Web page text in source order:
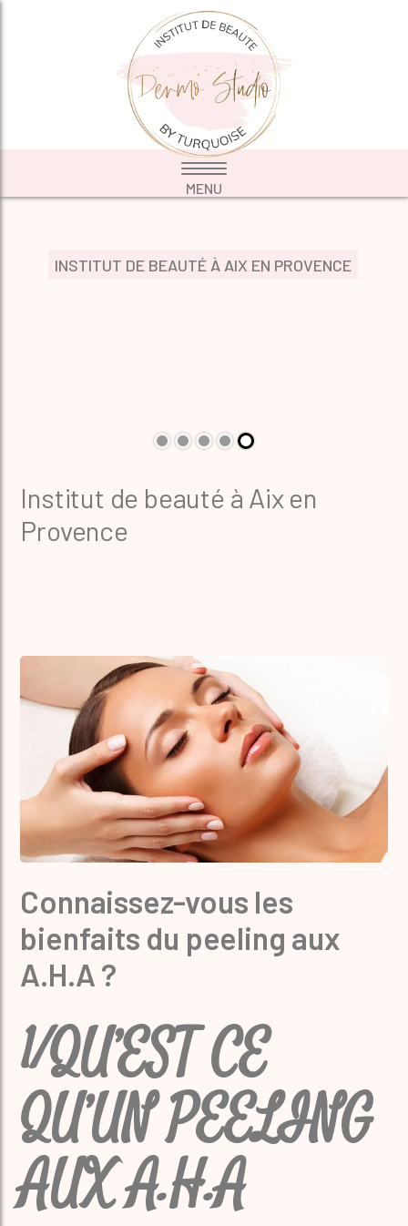
INSTITUT DE BEAUTÉ À AIX EN PROVENCE
Institut de beauté à Aix en
Provence
Connaissez-vous les
bienfaits du peeling aux
A.H.A ?
1/QU’EST CE
QU’UN PEELING
AUX A.H.A